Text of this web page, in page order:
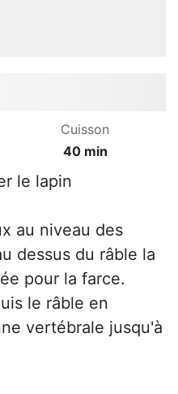
Cuisson
40 min
le lapin
au niveau des
dessus du râble la
pour la farce.
le râble en
vertébrale jusqu'à